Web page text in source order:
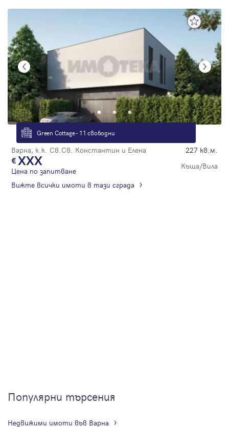
Green Cottage - 11 свободни
Варна, к.к. Св.Св. Константин и Елена 227 кв.м.
XXX
Цена по запитване
Къща/Вила
Вижте всички имоти в тази сграда
Популярни търсения
Недвижими имоти във Варна